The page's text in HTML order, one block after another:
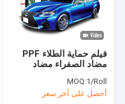
فيلم حماية الطلاء PPF
مضاد الصفراء مضاد
Tesla
MOQ:1/Roll
أحصل على آخر سعر